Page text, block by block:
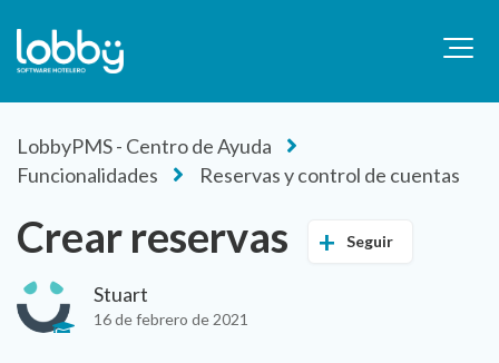
LobbyPMS - Centro de Ayuda
Funcionalidades
Reservas y control de cuentas
Crear reservas Seguir
Stuart
16 de febrero de 2021